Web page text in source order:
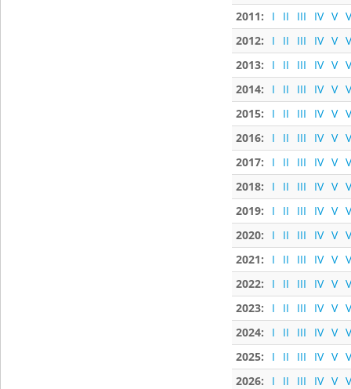
2011:
I II III IV V
2012:
I II III IV V
2013:
I II III IV V
2014:
I II III IV V
2015:
I II III IV V
2016:
I II III IV V
2017:
I II III IV V
2018:
I II III IV V
2019:
I II III IV V
2020:
I II III IV V
2021:
I II III IV V
2022:
I II III IV V
2023:
I II III IV V
2024:
I II III IV V
2025:
I II III IV V
2026:
I II III IV V